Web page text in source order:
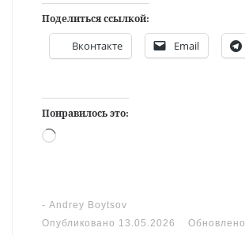
Поделиться ссылкой:
Вконтакте Email
Понравилось это:
Загрузка…
- Andrey Boytsov
Опубликовано 13.05.2026 Обновлено